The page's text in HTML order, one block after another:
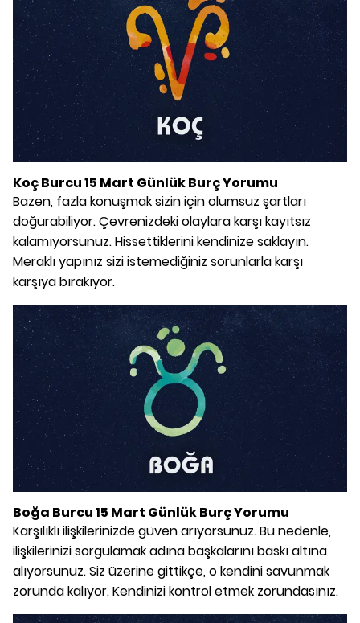
Koç Burcu 15 Mart Günlük Burç Yorumu
Bazen, fazla konuşmak sizin için olumsuz şartları
doğurabiliyor. Çevrenizdeki olaylara karşı kayıtsız
kalamıyorsunuz. Hissettiklerini kendinize saklayın.
Meraklı yapınız sizi istemediğiniz sorunlarla karşı
karşıya bırakıyor.
Boğa Burcu 15 Mart Günlük Burç Yorumu
Karşılıklı ilişkilerinizde güven arıyorsunuz. Bu nedenle,
ilişkilerinizi sorgulamak adına başkalarını baskı altına
alıyorsunuz. Siz üzerine gittikçe, o kendini savunmak
zorunda kalıyor. Kendinizi kontrol etmek zorundasınız.